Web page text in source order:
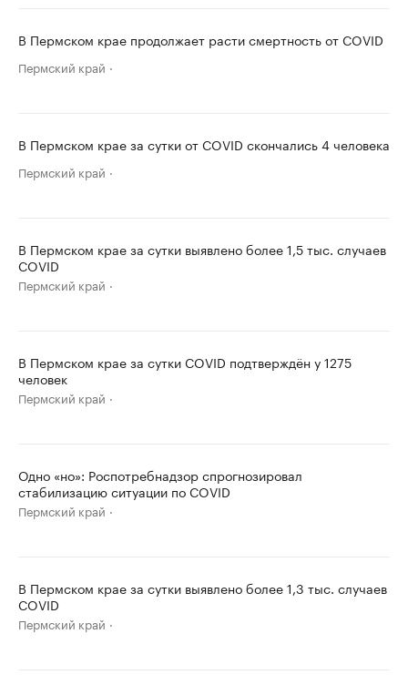
В Пермском крае продолжает расти смертность от COVID
Пермский край
В Пермском крае за сутки от COVID скончались 4 человека
Пермский край
В Пермском крае за сутки выявлено более 1,5 тыс. случаев
COVID
Пермский край
В Пермском крае за сутки COVID подтверждён у 1275
человек
Пермский край
Одно «но»: Роспотребнадзор спрогнозировал
стабилизацию ситуации по COVID
Пермский край
В Пермском крае за сутки выявлено более 1,3 тыс. случаев
COVID
Пермский край